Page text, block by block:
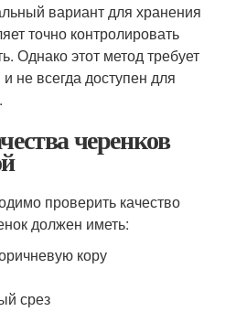
вариант для хранения
точно контролировать
Однако этот метод требует
не всегда доступен для
черенков
проверить качество
должен иметь:
кору
срез